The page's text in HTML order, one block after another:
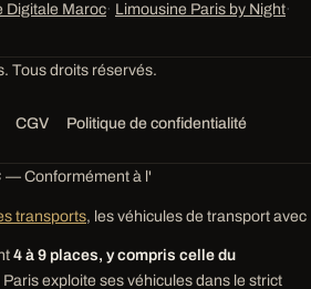
Digitale Maroc· Limousine Paris by Night·
Tous droits réservés.
CGV Politique de confidentialité
— Conformément à l'
transports, les véhicules de transport avec
4 à 9 places, y compris celle du
exploite ses véhicules dans le strict